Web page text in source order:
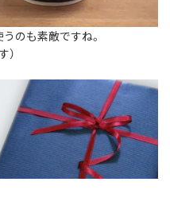
のも素敵ですね。
）